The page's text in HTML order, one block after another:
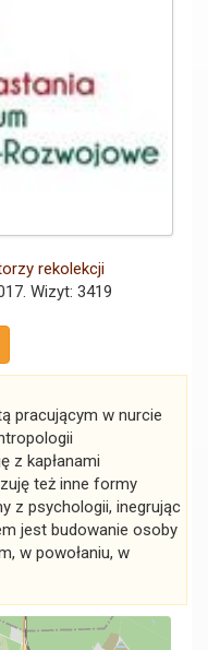
rekolekcji
. Wizyt: 3419
pracującym w nurcie
z kapłanami
też inne formy
z psychologii, inegrując
jest budowanie osoby
w powołaniu, w